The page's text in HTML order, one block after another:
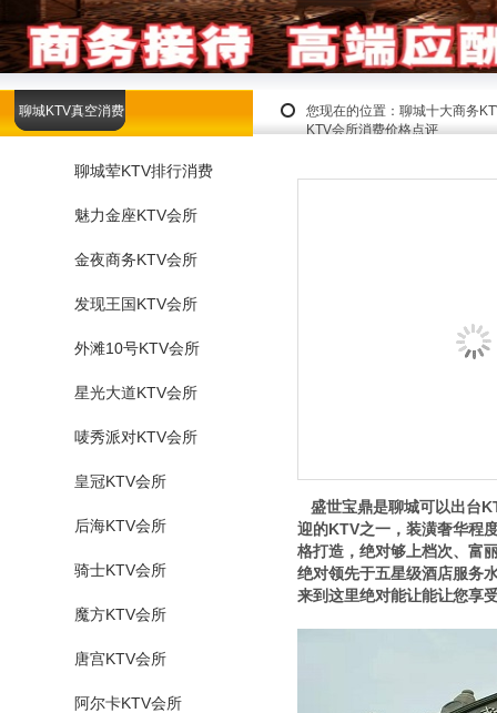
您现在的位置： 聊城十大商务
KTV会所消费价格点评
聊城KTV真空消费
聊城荤KTV排行消费
魅力金座KTV会所
金夜商务KTV会所
发现王国KTV会所
外滩10号KTV会所
星光大道KTV会所
唛秀派对KTV会所
皇冠KTV会所
后海KTV会所
骑士KTV会所
魔方KTV会所
唐宫KTV会所
阿尔卡KTV会所
盛世宝鼎是聊城可以出台
迎的KTV之一，装潢奢华程
格打造，绝对够上档次、富
绝对领先于五星级酒店服务
来到这里绝对能让能让您享